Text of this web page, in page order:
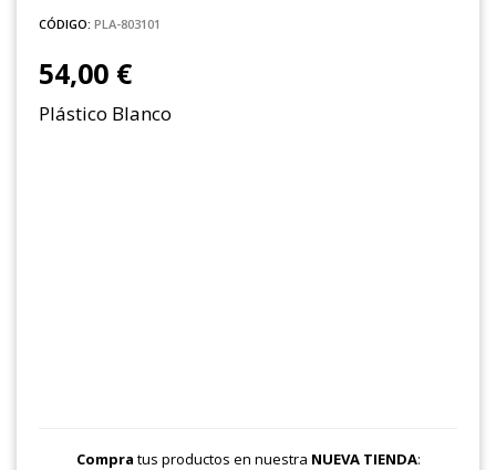
CÓDIGO: PLA-803101
54,00 €
Plástico Blanco
Compra tus productos en nuestra NUEVA TIENDA: